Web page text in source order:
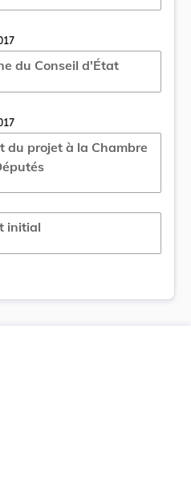
du Conseil d'État
du projet à la Chambre
initial